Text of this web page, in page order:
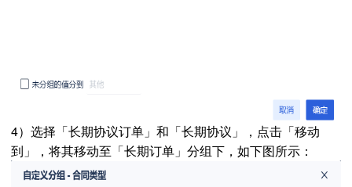
4）选择「长期协议订单」和「长期协议」，点击「移动
到」，将其移动至「长期订单」分组下，如下图所示：